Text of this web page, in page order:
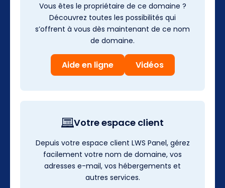
Vous êtes le propriétaire de ce domaine ?
Découvrez toutes les possibilités qui
s’offrent à vous dès maintenant de ce nom
de domaine.
Aide en ligne Vidéos
Votre espace client
Depuis votre espace client LWS Panel, gérez
facilement votre nom de domaine, vos
adresses e-mail, vos hébergements et
autres services.